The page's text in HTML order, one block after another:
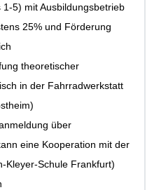
5) mit Ausbildungsbetrieb
25% und Förderung
theoretischer
in der Fahrradwerkstatt
über
eine Kooperation mit der
Kleyer-Schule Frankfurt)